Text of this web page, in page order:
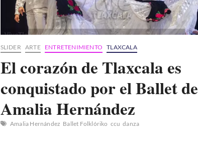
SLIDER ARTE ENTRETENIMIENTO TLAXCALA
El corazón de Tlaxcala es
conquistado por el Ballet de
Amalia Hernández
Amalia Hernández Ballet Folklóriko ccu danza